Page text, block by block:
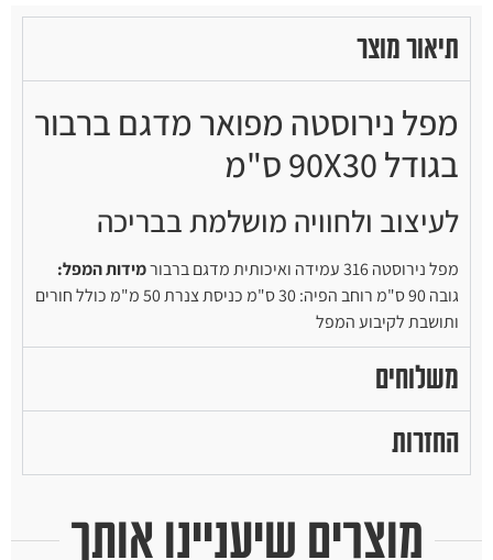
תיאור מוצר
מפל נירוסטה מפואר מדגם ברבור
בגודל 90X30 ס"מ
לעיצוב ולחוויה מושלמת בבריכה
מפל נירוסטה 316 עמידה ואיכותית מדגם ברבור
מידות המפל:
גובה 90 ס"מ רוחב הפיה: 30 ס"מ כניסת צנרת 50 מ"מ כולל חורים
ותושבת לקיבוע המפל
משלוחים
החזרות
מוצרים שיעניינו אותך